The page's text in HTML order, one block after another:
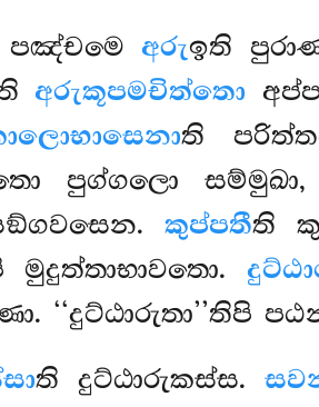
පඤ්චමෙ අරුඉති
අරුකූපමචිත්තො
ති
පුග්ගලො සම්මුඛා,
කුප්පතීති
මුදුත්තාභාවතො.
‘‘දුට්ඨාරුතා’’තිපි
ති දුට්ඨාරුකස්ස.